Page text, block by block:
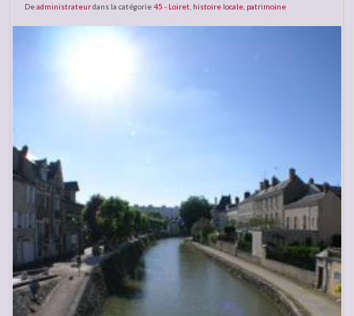
Deadministrateurdans la catégorie45 - Loiret histoire locale patrimoine